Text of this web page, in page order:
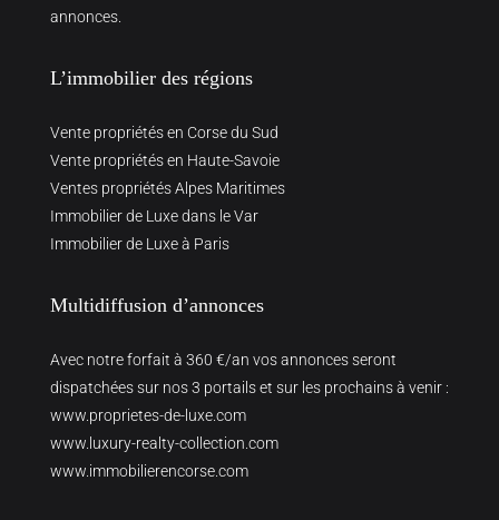
annonces.
L’immobilier des régions
Vente propriétés en Corse du Sud
Vente propriétés en Haute-Savoie
Ventes propriétés Alpes Maritimes
Immobilier de Luxe dans le Var
Immobilier de Luxe à Paris
Multidiffusion d’annonces
Avec notre forfait à 360 €/an vos annonces seront
dispatchées sur nos 3 portails et sur les prochains à venir :
www.proprietes-de-luxe.com
www.luxury-realty-collection.com
www.immobilierencorse.com